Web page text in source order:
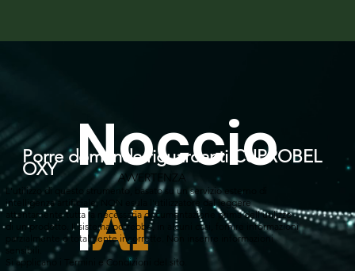
Noccio
lAI
Porre domande riguardanti CUPROBEL
OXY AVVERTENZA
L'utilizzo di questo strumento, basato su un servizio esterno di
intelligenza artificiale, NON esula l'utilizzatore dal leggere
attentamente tutta la necessaria documentazione prima dell'utilizzo
di un prodotto. Il sistema potrebbe, in alcuni casi, fornire informazioni
parzialmente o totalmente incorrette. Non inserire informazioni
sensibili.
Si applicano i Termini e Condizioni del sito.